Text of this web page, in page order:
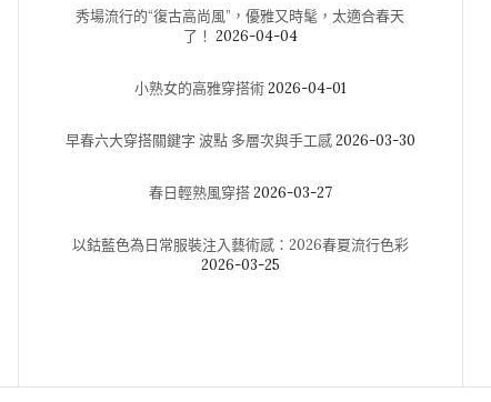
秀場流行的“復古高尚風”，優雅又時髦，太適合春天
了！ 2026-04-04
小熟女的高雅穿搭術2026-04-01
早春六大穿搭關鍵字 波點 多層次與手工感2026-03-30
春日輕熟風穿搭2026-03-27
以鈷藍色為日常服裝注入藝術感：2026春夏流行色彩
2026-03-25